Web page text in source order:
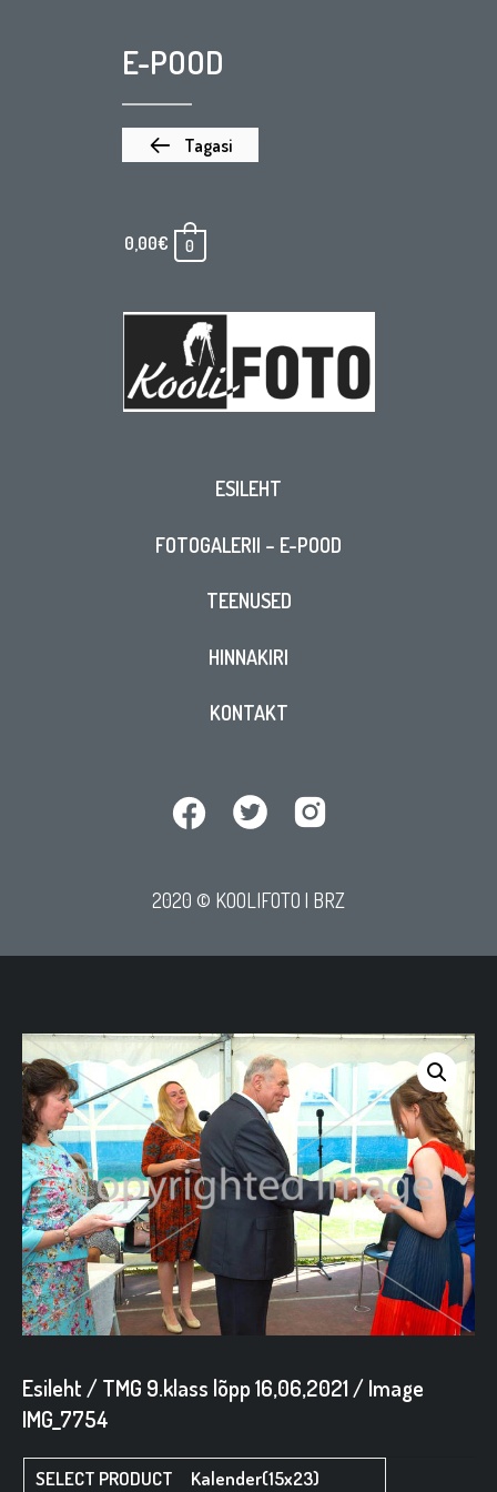
E-POOD
Tagasi
0,00€ 0
ESILEHT
FOTOGALERII – E-POOD
TEENUSED
HINNAKIRI
KONTAKT
2020 © KOOLIFOTO | BRZ
Esileht /TMG 9.klass lõpp 16,06,2021 / Image
IMG_7754
Kalender(15x23)